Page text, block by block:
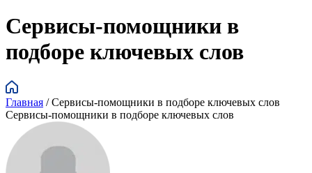
Сервисы-помощники в
подборе ключевых слов
Главная / Сервисы-помощники в подборе ключевых слов
Сервисы-помощники в подборе ключевых слов